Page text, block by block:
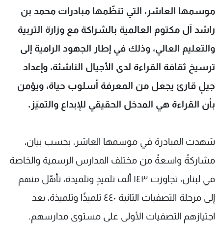
موسمها العاشر، التي تنظّمها مبادرات محمد بن
راشد آل مكتوم العالمية بالشراكة مع وزارة التربية
والتعليم العالي، وذلك في إطار الجهود الرامية إلى
ترسيخ ثقافة القراءة لدى الأجيال الناشئة، وإعداد
جيلٍ قارئ يجعل من المعرفة أسلوب حياة، ويؤمن
بأن القراءة هي المدخل الحقيقي للإبداع والتميّز.
شهدت المبادرة في موسمها العاشر، بحسب بيان،
مشاركةً واسعةً من مختلف المدارس الرسمية والخاصة
في لبنان، تجاوزت ١٤٣ ألف تلميذٍ وتلميذة، تأهّل منهم
إلى مرحلة التصفيات الثانية ٤٤٠ تلميذًا وتلميذة، بعد
اجتيازهم التصفيات الأولى على مستوى مدارسهم.
سياسة الخصوصية